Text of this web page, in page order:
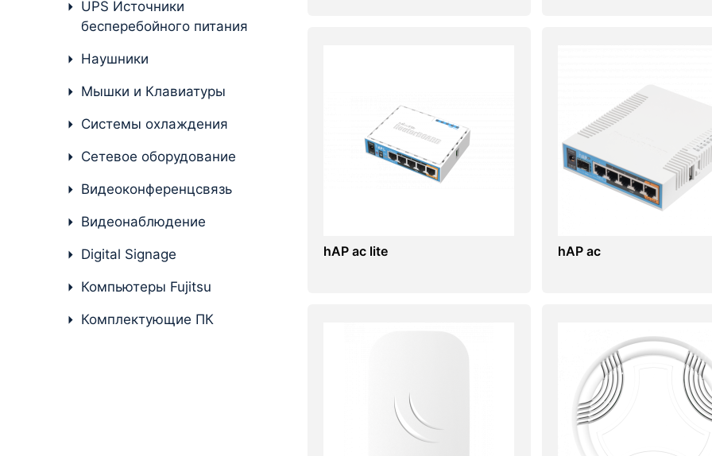
Digital Signage
Видеонаблюдение
Компьютеры Fujitsu
Комплектующие ПК
hAP ac lite hAP ac
UPS Источники
бесперебойного питания
Наушники
Мышки и Клавиатуры
Системы охлаждения
Сетевое оборудование
Видеоконференцсвязь
Видеонаблюдение
Digital Signage
Компьютеры Fujitsu
Комплектующие ПК